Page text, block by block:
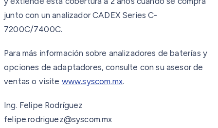
junto con un analizador CADEX Series C-
7200C/7400C.
Para más información sobre analizadores de baterías y
opciones de adaptadores, consulte con su asesor de
ventas o visite www.syscom.mx.
Ing. Felipe Rodríguez
felipe.rodriguez@syscom.mx